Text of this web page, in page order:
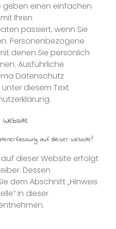
geben einen einfachen
Ihren
passiert, wenn Sie
Personenbezogene
denen Sie persönlich
Ausführliche
Datenschutz
diesem Text
auf dieser Website?
dieser Website erfolgt
Dessen
dem Abschnitt „Hinweis
in dieser